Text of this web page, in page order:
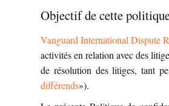
Objectif de cette
Vanguard International Dispute
activités en relation avec des
de résolution des litiges, tant
différends»).